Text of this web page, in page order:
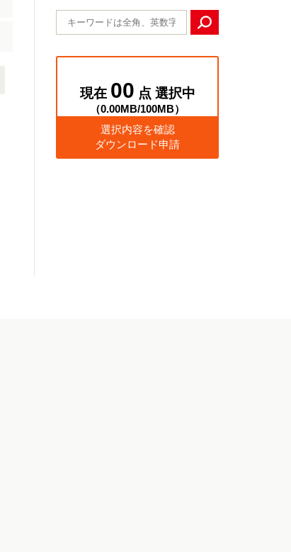
現在 00 点 選択中
（0.00MB/100MB）
選択内容を確認
ダウンロード申請